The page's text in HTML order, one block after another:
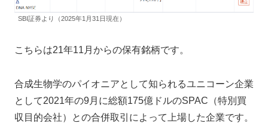
SBI証券より（2025年1月31日現在）
こちらは21年11月からの保有銘柄です。
合成生物学のパイオニアとして知られるユニコーン企業
として2021年の9月に総額175億ドルのSPAC（特別買
収目的会社）との合併取引によって上場した企業です。